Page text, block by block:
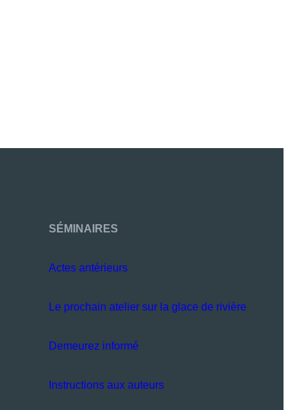
SÉMINAIRES
Actes antérieurs
Le prochain atelier sur la glace de rivière
Demeurez informé
Instructions aux auteurs